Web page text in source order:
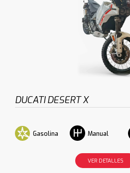
DUCATI DESERT X
Gasolina Manual
VER DETALLES